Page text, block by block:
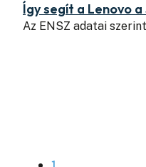
Így segít a Lenovo
Az ENSZ adatai